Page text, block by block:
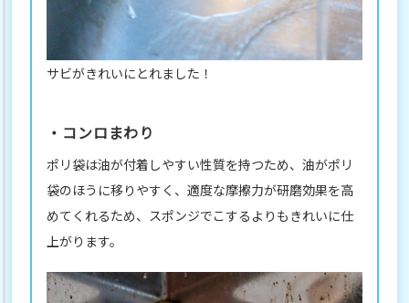
サビがきれいにとれました！
・コンロまわり
ポリ袋は油が付着しやすい性質を持つため、油がポリ
袋のほうに移りやすく、適度な摩擦力が研磨効果を高
めてくれるため、スポンジでこするよりもきれいに仕
上がります。